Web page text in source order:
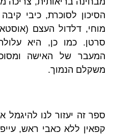
הסיכון לסוכרת, כיבי
מוחי, דלדול העצם
סרטן. כמו כן, היא
המעבר של האישה
משקלם הנמוך.
ספר זה יעזור לנו
קפאין ללא כאבי ראש,